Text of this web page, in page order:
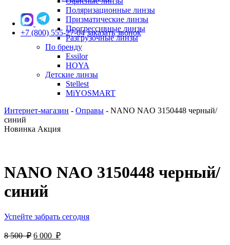
Поляризационные линзы
Призматические линзы
Прогрессивные линзы
Разгрузочные линзы
По бренду
Essilor
HOYA
Детские линзы
Stellest
MiYOSMART
+7 (800) 555-27-04 заказать звонок
Интернет-магазин - Оправы - NANO NAO 3150448 черный/
синий
Новинка Акция
NANO NAO 3150448 черный/
синий
Успейте забрать сегодня
8 500₽ 6 000 ₽